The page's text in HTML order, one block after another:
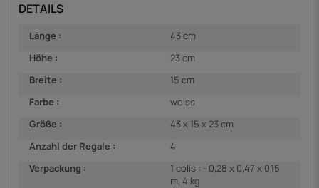
DETAILS
Länge :
43 cm
Höhe :
23 cm
Breite :
15 cm
Farbe :
weiss
Größe :
43 x 15 x 23 cm
Anzahl der Regale :
4
Verpackung :
1 colis : - 0,28 x 0,47 x 0,15
m, 4 kg